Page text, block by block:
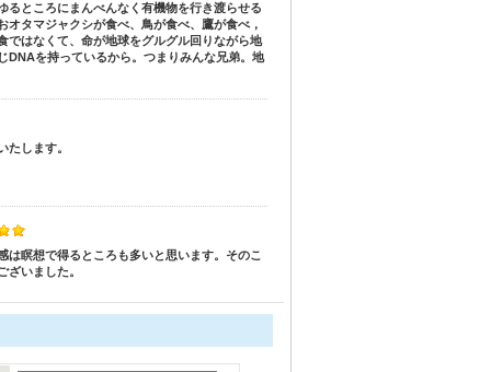
るところにまんべんなく有機物を行き渡らせる
タマジャクシが食べ、鳥が食べ、鷹が食べ，
ではなくて、命が地球をグルグル回りながら地
DNAを持っているから。つまりみんな兄弟。地
します。
瞑想で得るところも多いと思います。そのこ
いました。